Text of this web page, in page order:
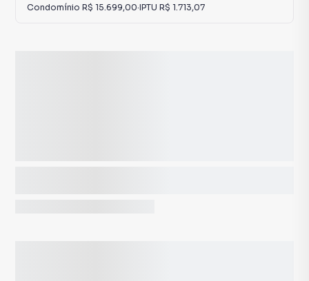
Condomínio R$ 15.699,00·IPTU R$ 1.713,07